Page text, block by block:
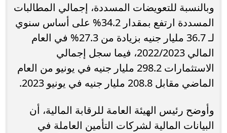
وبالنسبة للتعويضات المسددة، إجمالي المطالبات
المسددة ارتفع بمقدار 34.2% على أساس سنوي
لـ 36.7 مليار جنيه بزيادة من 27.3% في العام
المالي 2022/2023، فيما سجل إجمالي
الاستثمارات 298.2 مليار جنيه في يونيو من العام
الماضي مقابل 208.8 مليار جنيه في يونيو 2023.
وأوضح رئيس الهيئة العامة للرقابة المالية، أن
البيانات المالية لشركات التأمين العاملة في